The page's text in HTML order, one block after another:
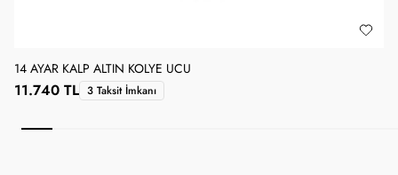
14 AYAR KALP ALTIN KOLYE UCU
11.740 TL 3 Taksit İmkanı